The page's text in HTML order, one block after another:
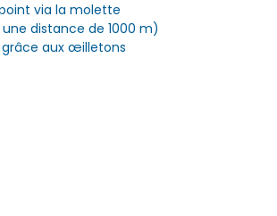
via la molette
distance de 1000 m)
aux œilletons